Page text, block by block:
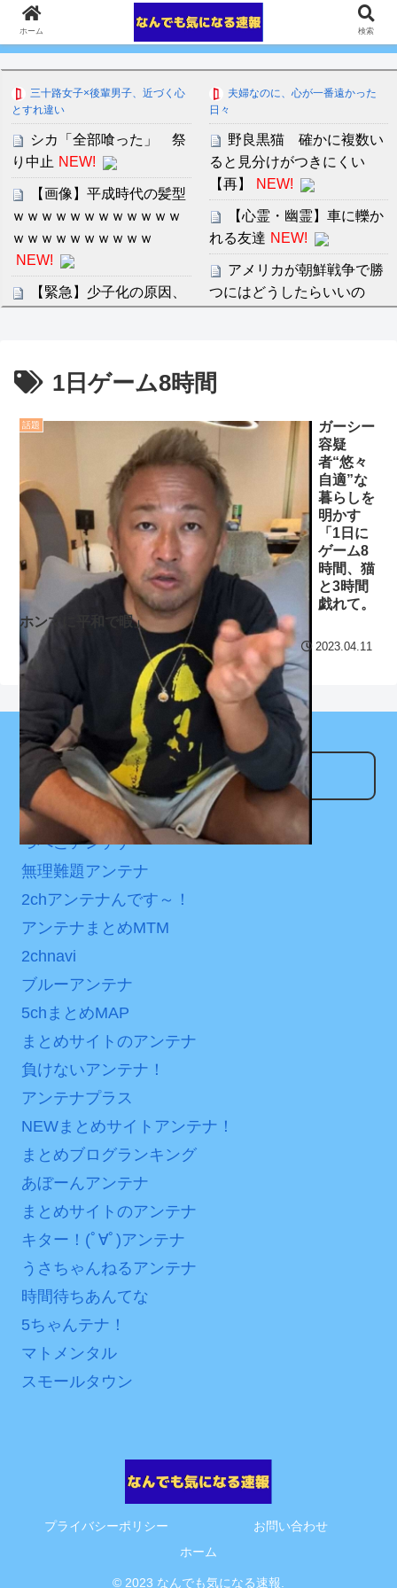
三十路女子×後輩男子、近づく心
とすれ違い
シカ「全部喰った」 祭
り中止 NEW!
【画像】平成時代の髪型
ｗｗｗｗｗｗｗｗｗｗｗｗ
ｗｗｗｗｗｗｗｗｗｗ
NEW!
【緊急】少子化の原因、
WWWWWWWWWWWWW
WWWWW NEW!
【安価・あんこ】ナポリ
タンナイト 第43話 ………父
を唆し、妹を誑かし、偽り
の王の野望の為に………
阪神、拙守で失点重ね中
日に敗戦。藤川監督「すべ
てこれから」
クレバテスⅡ-魔獣の王と
偽りの勇者伝承- 第4話 感
想：敵を探すよりトアの書
を餌に誘き出す作戦！
【画像】発達障害の子ど
もはこの絵の意味がすぐに
分からないらしい
日本が北朝鮮に辛勝し二
次予選3連勝も、海外ファン
は采配に辛辣「おそろしい
内容の後半」「今日の森保
はチキン」
七ツ森りり ご令嬢と召使
いの禁断の恋…1日だけ許さ
たすら愛し合う。
Powered by livedoor 相
互RSS
夫婦なのに、心が一番遠かった
日々
野良黒猫 確かに複数い
ると見分けがつきにくい
【再】
NEW!
【心霊・幽霊】車に轢か
れる友達 NEW!
アメリカが朝鮮戦争で勝
つにはどうしたらいいの
キング 直近3週間｜2026年
8/3まで
【地獄のような聴聞会】
Ｗ杯１次Ｌ敗退の韓国 議員
が「なぜ負けたのか？」ソ
ン・フンミン先発落ちは
「監督の報復」
すまん熊本やがコンビニ
に食品も水もない
ディズニーが「大課金時
代」に突入！アトラクショ
ンパスがどれもこれも1500
円の課金チケに
海外「日本よ、お前がナ
ンバーワンだ」 熊本地震直
後の日本の対応のスピード
に世界が衝撃
【第7話予告】水10ドラ
マ『ラムネモンキー』 トレ
ンディなクリスマスイヴ
互RSS
1日ゲーム8時間
話題
ガーシー
容疑
者“悠々
自適”な
暮らしを
明かす
「1日に
ゲーム8
時間、猫
と3時間
戯れて。
ホンマに平和で暇」
2023.04.11
アンテナサイト
なんでもアンテナ
つべこアンテナ
無理難題アンテナ
2chアンテナんです～！
アンテナまとめMTM
2chnavi
ブルーアンテナ
5chまとめMAP
まとめサイトのアンテナ
負けないアンテナ！
アンテナプラス
NEWまとめサイトアンテナ！
まとめブログランキング
あぼーんアンテナ
まとめサイトのアンテナ
キター！(ﾟ∀ﾟ)アンテナ
うさちゃんねるアンテナ
時間待ちあんてな
5ちゃんテナ！
マトメンタル
スモールタウン
プライバシーポリシー
お問い合わせ
ホーム
© 2023 なんでも気になる速報.
ホーム 検索